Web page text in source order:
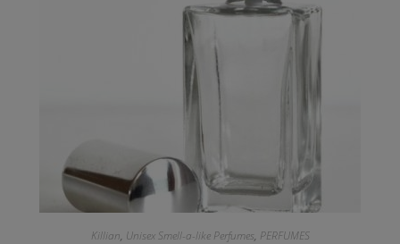
Killian, Unisex Smell-a-like Perfumes, PERFUMES